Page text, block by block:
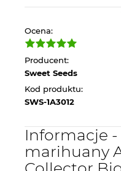
Ocena:
Producent:
Sweet Seeds
Kod produktu:
SWS-1A3012
Informacje -
marihuany